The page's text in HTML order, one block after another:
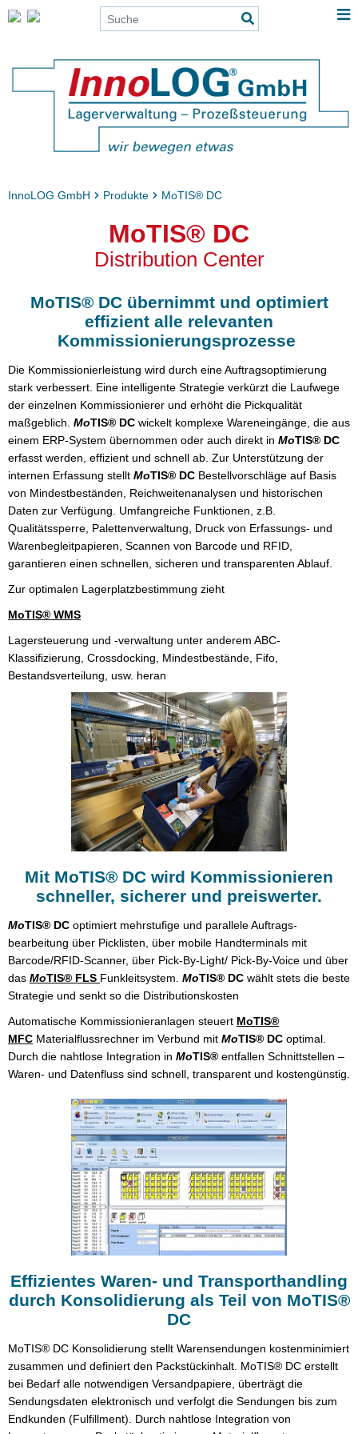
InnoLOG GmbH Produkte MoTIS® DC
MoTIS® DC
Distribution Center
MoTIS® DC übernimmt und optimiert
effizient alle relevanten
Kommissionierungsprozesse
Die Kommissionierleistung wird durch eine Auftragsoptimierung
stark verbessert. Eine intelligente Strategie verkürzt die Laufwege
der einzelnen Kommissionierer und erhöht die Pickqualität
maßgeblich. MoTIS® DC wickelt komplexe Wareneingänge, die aus
einem ERP-System übernommen oder auch direkt in MoTIS® DC
erfasst werden, effizient und schnell ab. Zur Unterstützung der
internen Erfassung stellt MoTIS® DC Bestellvorschläge auf Basis
von Mindestbeständen, Reichweitenanalysen und historischen
Daten zur Verfügung. Umfangreiche Funktionen, z.B.
Qualitätssperre, Palettenverwaltung, Druck von Erfassungs- und
Warenbegleitpapieren, Scannen von Barcode und RFID,
garantieren einen schnellen, sicheren und transparenten Ablauf.
Zur optimalen Lagerplatzbestimmung zieht
MoTIS® WMS
Lagersteuerung und -verwaltung unter anderem ABC-
Klassifizierung, Crossdocking, Mindestbestände, Fifo,
Bestandsverteilung, usw. heran
Mit MoTIS® DC wird Kommissionieren
schneller, sicherer und preiswerter.
MoTIS® DC optimiert mehrstufige und parallele Auftrags-
bearbeitung über Picklisten, über mobile Handterminals mit
Barcode/RFID-Scanner, über Pick-By-Light/ Pick-By-Voice und über
das MoTIS® FLS Funkleitsystem. MoTIS® DC wählt stets die beste
Strategie und senkt so die Distributionskosten
Automatische Kommissionieranlagen steuert MoTIS®
MFC Materialflussrechner im Verbund mit MoTIS® DC optimal.
Durch die nahtlose Integration in MoTIS® entfallen Schnittstellen –
Waren- und Datenfluss sind schnell, transparent und kostengünstig.
Effizientes Waren- und Transporthandling
durch Konsolidierung als Teil von MoTIS®
DC
MoTIS® DC Konsolidierung stellt Warensendungen kostenminimiert
zusammen und definiert den Packstückinhalt. MoTIS® DC erstellt
bei Bedarf alle notwendigen Versandpapiere, überträgt die
Sendungsdaten elektronisch und verfolgt die Sendungen bis zum
Endkunden (Fulfillment). Durch nahtlose Integration von